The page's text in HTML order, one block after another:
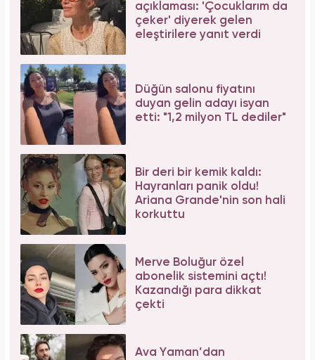
açıklaması: 'Çocuklarım da
çeker' diyerek gelen
eleştirilere yanıt verdi
Düğün salonu fiyatını
duyan gelin adayı isyan
etti: "1,2 milyon TL dediler"
Bir deri bir kemik kaldı:
Hayranları panik oldu!
Ariana Grande'nin son hali
korkuttu
Merve Boluğur özel
abonelik sistemini açtı!
Kazandığı para dikkat
çekti
Ava Yaman’dan